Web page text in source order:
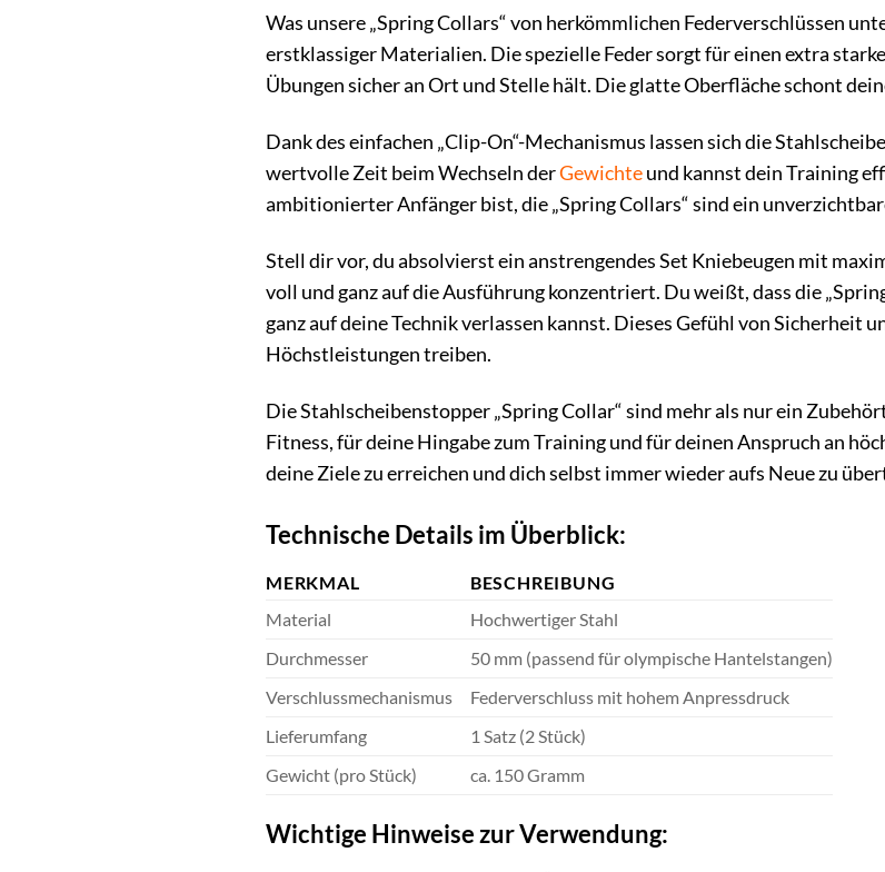
Was unsere „Spring Collars“ von herkömmlichen Federverschlüssen
erstklassiger Materialien. Die spezielle Feder sorgt für einen extra
Übungen sicher an Ort und Stelle hält. Die glatte Oberfläche schont
Dank des einfachen „Clip-On“-Mechanismus lassen sich die
wertvolle Zeit beim Wechseln derGewichteund kannst dein Training
ambitionierter Anfänger bist, die „Spring Collars“ sind ein
Stell dir vor, du absolvierst ein anstrengendes Set Kniebeugen mit
voll und ganz auf die Ausführung konzentriert. Du weißt, dass die
ganz auf deine Technik verlassen kannst. Dieses Gefühl von Sicherheit
Höchstleistungen treiben.
Die Stahlscheibenstopper „Spring Collar“ sind mehr als nur ein
Fitness, für deine Hingabe zum Training und für deinen Anspruch an
deine Ziele zu erreichen und dich selbst immer wieder aufs Neue zu
Technische Details im Überblick:
MERKMAL
BESCHREIBUNG
Material
Hochwertiger Stahl
Durchmesser
50 mm (passend für olympische Hantelstangen)
Verschlussmechanismus
Federverschluss mit hohem Anpressdruck
Lieferumfang
1 Satz (2 Stück)
Gewicht (pro Stück)
ca. 150 Gramm
Wichtige Hinweise zur Verwendung: